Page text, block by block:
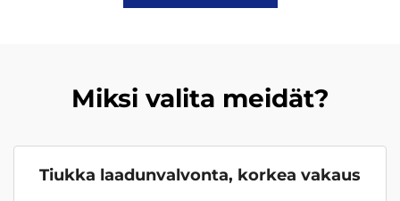
Miksi valita meidät?
Tiukka laadunvalvonta, korkea vakaus